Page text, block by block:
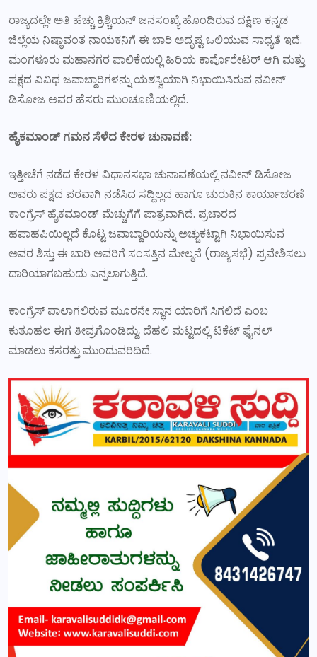
ರಾಜ್ಯದಲ್ಲೇ ಅತಿ ಹೆಚ್ಚು ಕ್ರಿಶ್ಚಿಯನ್ ಜನಸಂಖ್ಯೆ ಹೊಂದಿರುವ ದಕ್ಷಿಣ ಕನ್ನಡ
ಜಿಲ್ಲೆಯ ನಿಷ್ಠಾವಂತ ನಾಯಕನಿಗೆ ಈ ಬಾರಿ ಅದೃಷ್ಟ ಒಲಿಯುವ ಸಾಧ್ಯತೆ ಇದೆ.
ಮಂಗಳೂರು ಮಹಾನಗರ ಪಾಲಿಕೆಯಲ್ಲಿ ಹಿರಿಯ ಕಾರ್ಪೊರೇಟರ್ ಆಗಿ ಮತ್ತು
ಪಕ್ಷದ ವಿವಿಧ ಜವಾಬ್ದಾರಿಗಳನ್ನು ಯಶಸ್ವಿಯಾಗಿ ನಿಭಾಯಿಸಿರುವ ನವೀನ್
ಡಿಸೋಜ ಅವರ ಹೆಸರು ಮುಂಚೂಣಿಯಲ್ಲಿದೆ.
ಹೈಕಮಾಂಡ್ ಗಮನ ಸೆಳೆದ ಕೇರಳ ಚುನಾವಣೆ:
ಇತ್ತೀಚೆಗೆ ನಡೆದ ಕೇರಳ ವಿಧಾನಸಭಾ ಚುನಾವಣೆಯಲ್ಲಿ ನವೀನ್ ಡಿಸೋಜ
ಅವರು ಪಕ್ಷದ ಪರವಾಗಿ ನಡೆಸಿದ ಸದ್ದಿಲ್ಲದ ಹಾಗೂ ಚುರುಕಿನ ಕಾರ್ಯಾಚರಣೆ
ಕಾಂಗ್ರೆಸ್ ಹೈಕಮಾಂಡ್ ಮೆಚ್ಚುಗೆಗೆ ಪಾತ್ರವಾಗಿದೆ. ಪ್ರಚಾರದ
ಹಪಾಹಪಿಯಿಲ್ಲದೆ ಕೊಟ್ಟ ಜವಾಬ್ದಾರಿಯನ್ನು ಅಚ್ಚುಕಟ್ಟಾಗಿ ನಿಭಾಯಿಸುವ
ಅವರ ಶಿಸ್ತು ಈ ಬಾರಿ ಅವರಿಗೆ ಸಂಸತ್ತಿನ ಮೇಲ್ಮನೆ (ರಾಜ್ಯಸಭೆ) ಪ್ರವೇಶಿಸಲು
ದಾರಿಯಾಗಬಹುದು ಎನ್ನಲಾಗುತ್ತಿದೆ.
ಕಾಂಗ್ರೆಸ್ ಪಾಲಾಗಲಿರುವ ಮೂರನೇ ಸ್ಥಾನ ಯಾರಿಗೆ ಸಿಗಲಿದೆ ಎಂಬ
ಕುತೂಹಲ ಈಗ ತೀವ್ರಗೊಂಡಿದ್ದು, ದೆಹಲಿ ಮಟ್ಟದಲ್ಲಿ ಟಿಕೆಟ್ ಫೈನಲ್
ಮಾಡಲು ಕಸರತ್ತು ಮುಂದುವರಿದಿದೆ.